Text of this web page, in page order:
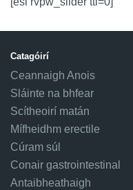
Catagóirí
Ceannaigh Anois
Sláinte na bhfear
Scítheoirí matán
Mífheidhm erectile
Cúram súl
Conair gastrointestinal
Antaibheathaigh